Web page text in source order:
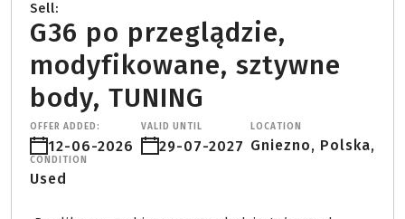
Sell:
G36 po przeglądzie,
modyfikowane, sztywne
body, TUNING
OFFER ADDED:
12-06-2026
VALID UNTIL
29-07-2027
LOCATION
Gniezno, Polska,
CONDITION
Used